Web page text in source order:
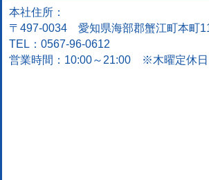
本社住所：
〒497-0034 愛知県海部郡蟹江町本町
TEL：0567-96-0612
営業時間：10:00～21:00 ※木曜定休日